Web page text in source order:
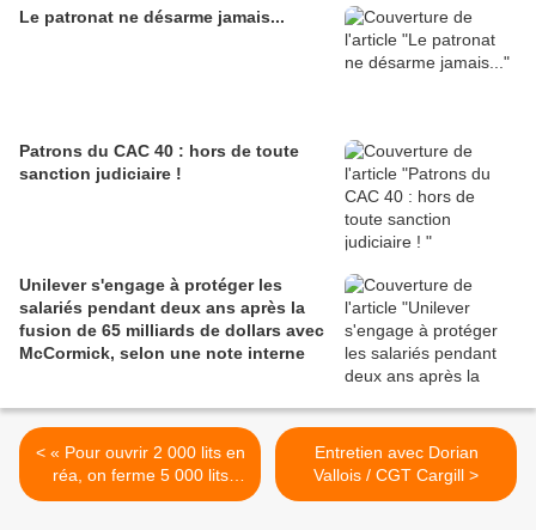
Le patronat ne désarme jamais...
Patrons du CAC 40 : hors de toute
sanction judiciaire !
Unilever s'engage à protéger les
salariés pendant deux ans après la
fusion de 65 milliards de dollars avec
McCormick, selon une note interne
< « Pour ouvrir 2 000 lits en
réa, on ferme 5 000 lits
d’hospitalisation » un
Entretien avec Dorian
Vallois / CGT Cargill >